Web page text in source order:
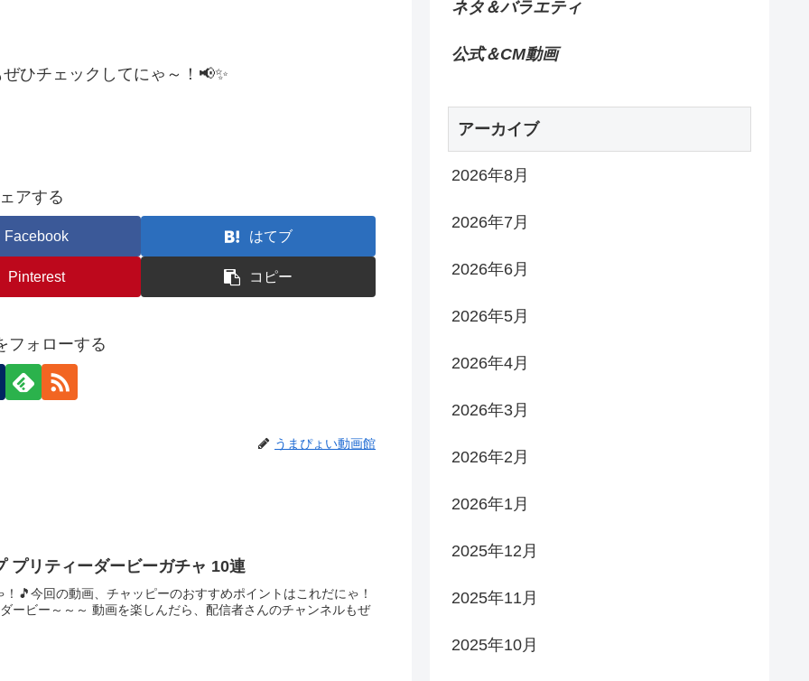
ひチェックしてにゃ～！📢✨
アする
Facebook はてブ
Pinterest コピー
フォローする
うまぴょい動画館
プリティーダービーガチャ 10連
🎵今回の動画、チャッピーのおすすめポイントはこれだにゃ！
ービー～～～ 動画を楽しんだら、配信者さんのチャンネルもぜ
ネタ＆バラエティ
公式＆CM動画
アーカイブ
2026年8月
2026年7月
2026年6月
2026年5月
2026年4月
2026年3月
2026年2月
2026年1月
2025年12月
2025年11月
2025年10月